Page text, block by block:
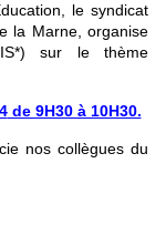
le syndicat
la Marne, organise
sur le thème
de 9H30 à 10H30.
nos collègues du